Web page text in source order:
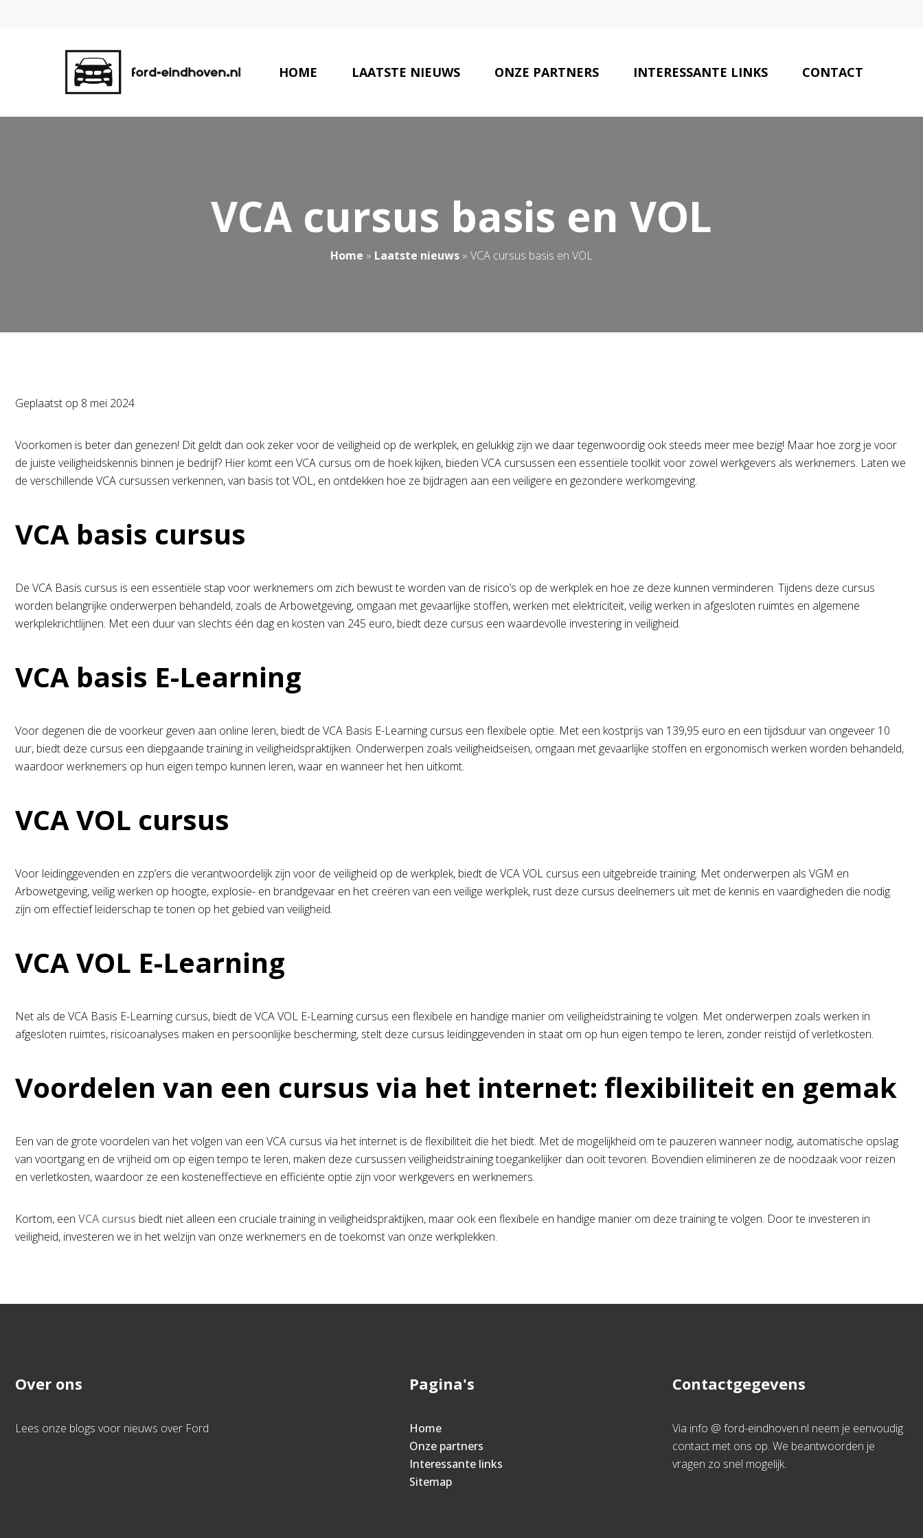
HOME LAATSTE NIEUWS ONZE PARTNERS INTERESSANTE LINKS CONTACT
VCA cursus basis en VOL
Home » Laatste nieuws » VCA cursus basis en VOL
Geplaatst op 8 mei 2024
Voorkomen is beter dan genezen! Dit geldt dan ook zeker voor de veiligheid op de werkplek, en gelukkig zijn we daar tegenwoordig ook steeds meer mee bezig! Maar hoe zorg je voor
de juiste veiligheidskennis binnen je bedrijf? Hier komt een VCA cursus om de hoek kijken, bieden VCA cursussen een essentiële toolkit voor zowel werkgevers als werknemers. Laten we
de verschillende VCA cursussen verkennen, van basis tot VOL, en ontdekken hoe ze bijdragen aan een veiligere en gezondere werkomgeving.
VCA basis cursus
De VCA Basis cursus is een essentiële stap voor werknemers om zich bewust te worden van de risico’s op de werkplek en hoe ze deze kunnen verminderen. Tijdens deze cursus
worden belangrijke onderwerpen behandeld, zoals de Arbowetgeving, omgaan met gevaarlijke stoffen, werken met elektriciteit, veilig werken in afgesloten ruimtes en algemene
werkplekrichtlijnen. Met een duur van slechts één dag en kosten van 245 euro, biedt deze cursus een waardevolle investering in veiligheid.
VCA basis E-Learning
Voor degenen die de voorkeur geven aan online leren, biedt de VCA Basis E-Learning cursus een flexibele optie. Met een kostprijs van 139,95 euro en een tijdsduur van ongeveer 10
uur, biedt deze cursus een diepgaande training in veiligheidspraktijken. Onderwerpen zoals veiligheidseisen, omgaan met gevaarlijke stoffen en ergonomisch werken worden behandeld,
waardoor werknemers op hun eigen tempo kunnen leren, waar en wanneer het hen uitkomt.
VCA VOL cursus
Voor leidinggevenden en zzp’ers die verantwoordelijk zijn voor de veiligheid op de werkplek, biedt de VCA VOL cursus een uitgebreide training. Met onderwerpen als VGM en
Arbowetgeving, veilig werken op hoogte, explosie- en brandgevaar en het creëren van een veilige werkplek, rust deze cursus deelnemers uit met de kennis en vaardigheden die nodig
zijn om effectief leiderschap te tonen op het gebied van veiligheid.
VCA VOL E-Learning
Net als de VCA Basis E-Learning cursus, biedt de VCA VOL E-Learning cursus een flexibele en handige manier om veiligheidstraining te volgen. Met onderwerpen zoals werken in
afgesloten ruimtes, risicoanalyses maken en persoonlijke bescherming, stelt deze cursus leidinggevenden in staat om op hun eigen tempo te leren, zonder reistijd of verletkosten.
Voordelen van een cursus via het internet: flexibiliteit en gemak
Een van de grote voordelen van het volgen van een VCA cursus via het internet is de flexibiliteit die het biedt. Met de mogelijkheid om te pauzeren wanneer nodig, automatische opslag
van voortgang en de vrijheid om op eigen tempo te leren, maken deze cursussen veiligheidstraining toegankelijker dan ooit tevoren. Bovendien elimineren ze de noodzaak voor reizen
en verletkosten, waardoor ze een kosteneffectieve en efficiënte optie zijn voor werkgevers en werknemers.
Kortom, een VCA cursus biedt niet alleen een cruciale training in veiligheidspraktijken, maar ook een flexibele en handige manier om deze training te volgen. Door te investeren in
veiligheid, investeren we in het welzijn van onze werknemers en de toekomst van onze werkplekken.
Over ons
Lees onze blogs voor nieuws over Ford
Pagina's
Home
Onze partners
Interessante links
Sitemap
Contactgegevens
Via info @ ford-eindhoven.nl neem je eenvoudig
contact met ons op. We beantwoorden je
vragen zo snel mogelijk.